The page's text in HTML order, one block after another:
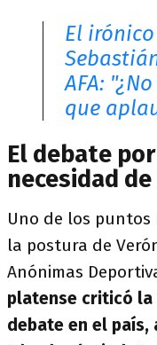
El
AFA:
que
El debate
necesidad
Uno de los
la postura de
Anónimas
platense criticó la
debate en el país,